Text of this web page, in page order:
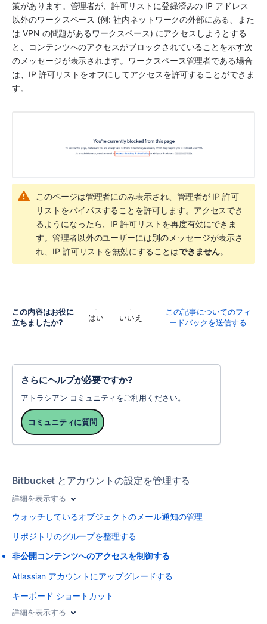
策があります。管理者が、許可リストに登録済みの IP アドレス
以外のワークスペース (例: 社内ネットワークの外部にある、また
は VPN の問題があるワークスペース) にアクセスしようとする
と、コンテンツへのアクセスがブロックされていることを示す次
のメッセージが表示されます。ワークスペース管理者である場合
は、IP 許可リストをオフにしてアクセスを許可することができま
す。
このページは管理者にのみ表示され、管理者が IP 許可
リストをバイパスすることを許可します。アクセスでき
るようになったら、IP 許可リストを再度有効にできま
す。管理者以外のユーザーには別のメッセージが表示さ
れ、IP 許可リストを無効にすることはできません。
この内容はお役に
立ちましたか?
はい いいえ
この記事についてのフィ
ードバックを送信する
さらにヘルプが必要ですか?
アトラシアン コミュニティをご利用ください。
コミュニティに質問
Bitbucket とアカウントの設定を管理する
詳細を表示する
ウォッチしているオブジェクトのメール通知の管理
リポジトリのグループを整理する
非公開コンテンツへのアクセスを制御する
Atlassian アカウントにアップグレードする
キーボード ショートカット
詳細を表示する